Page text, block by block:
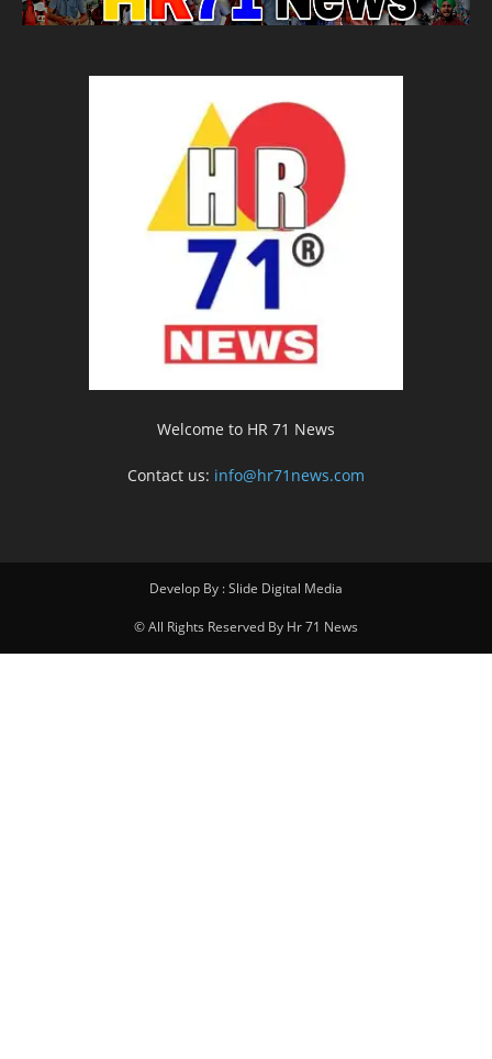
Welcome to HR 71 News
Contact us: info@hr71news.com
Develop By : Slide Digital Media
© All Rights Reserved By Hr 71 News